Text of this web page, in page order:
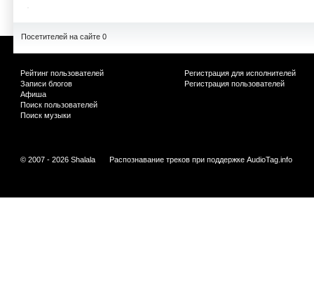
Посетителей на сайте 0
Рейтинг пользователей
Записи блогов
Афиша
Поиск пользователей
Поиск музыки
Регистрация для исполнителей
Регистрация пользователей
© 2007 - 2026 Shalala Распознавание треков при поддержке AudioTag.info